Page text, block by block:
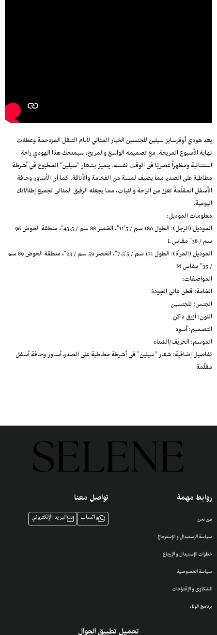
يعد هودي أوفرسايز سيلين للجنسين الخيار المثالي لأيام التنقل المزدحمة وعطلات
نهاية الأسبوع المريحة. مع تصميمه الواسع والمريح، سيمنحك هذا الهودي راحة
استثنائية ومظهراً عصريًا في الوقت نفسه. يتميز بشعار "سيلين" المطبوع في أشرطة
مطاطية على الصدر، مما يضيف لمسة من الفخامة والأناقة. كما أن الأساور وحافة
الأسفل المقلّمة تعزز من الراحة والثبات، مما يجعله الرفيق المثالي لجميع إطلالاتك
اليومية.
معلومات الموديل:
الموديل (الرجل): الطول 180 سم / 5'11"، الخصر 88 سم / 43.5"، منطقة الحوض 96
سم / 38" مقاس L
الموديل (المرأة): الطول 171 سم / 5'7.5"، الخصر 59 سم / 23"، منطقة الحوض 89 سم
/ 35" مقاس M
المواصفات:
الخامة: قطن عالي الجودة
الجنس: للجنسين
اللون: أزرق داكن
التصميم: أسود
الموسم: الخريف/الشتاء
تفاصيل إضافية: شعار "سيلين" في أشرطة مطاطية على الصدر، أساور وحافة أسفل
مقلّمة
روابط مهمة
من نحن
سياسة الإستبدال و الإسترجاع
خطوات الإستبدال و الإرجاع
سياسة الخصوصية
الشكاوى و الإقتراحات
برنامج الولاء
تواصل معنا
واتساب البريد الإلكتروني